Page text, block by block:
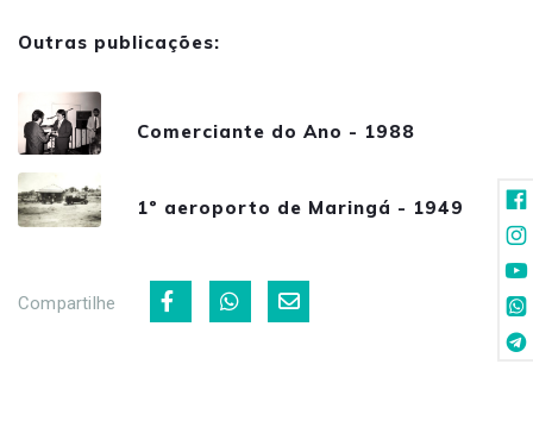
Outras publicações:
Comerciante do Ano - 1988
1º aeroporto de Maringá - 1949
Compartilhe